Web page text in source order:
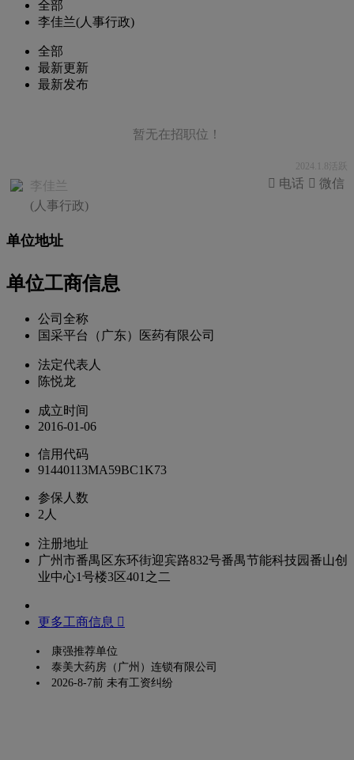
全部
李佳兰(人事行政)
全部
最新更新
最新发布
暂无在招职位！
2024.1.8活跃
李佳兰
(人事行政)
 微信
 电话
单位地址
单位工商信息
公司全称
国采平台（广东）医药有限公司
法定代表人
陈悦龙
成立时间
2016-01-06
信用代码
91440113MA59BC1K73
参保人数
2人
注册地址
广州市番禺区东环街迎宾路832号番禺节能科技园番山创
业中心1号楼3区401之二
更多工商信息 
康强推荐单位
泰美大药房（广州）连锁有限公司
2026-8-7前 未有工资纠纷